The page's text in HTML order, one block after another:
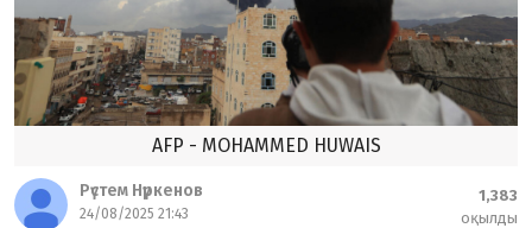
AFP - MOHAMMED HUWAIS
Рүстем Нүркенов
24/08/2025 21:43
1,383
оқылды